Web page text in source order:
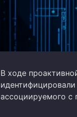
В ходе
ассоциируемого с